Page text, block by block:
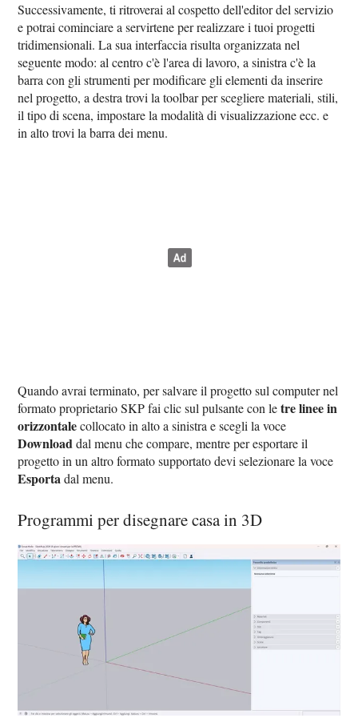
Successivamente, ti ritroverai al cospetto dell'editor del servizio
e potrai cominciare a servirtene per realizzare i tuoi progetti
tridimensionali. La sua interfaccia risulta organizzata nel
seguente modo: al centro c'è l'area di lavoro, a sinistra c'è la
barra con gli strumenti per modificare gli elementi da inserire
nel progetto, a destra trovi la toolbar per scegliere materiali, stili,
il tipo di scena, impostare la modalità di visualizzazione ecc. e
in alto trovi la barra dei menu.
Quando avrai terminato, per salvare il progetto sul computer nel
formato proprietario SKP fai clic sul pulsante con letre linee in
orizzontalecollocato in alto a sinistra e scegli la voce
Downloaddal menu che compare, mentre per esportare il
progetto in un altro formato supportato devi selezionare la voce
Esportadal menu.
Programmi per disegnare casa in 3D